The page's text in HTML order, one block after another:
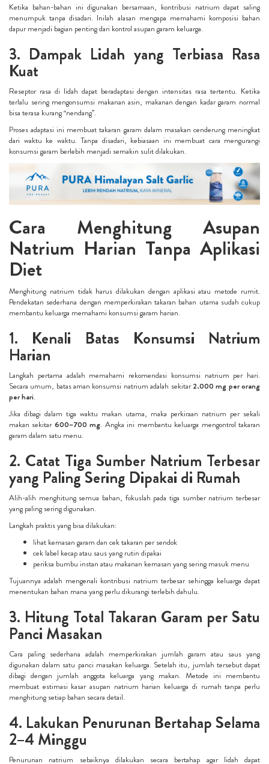
Ketika bahan-bahan ini digunakan bersamaan, kontribusi natrium dapat saling
menumpuk tanpa disadari. Inilah alasan mengapa memahami komposisi bahan
dapur menjadi bagian penting dari kontrol asupan garam keluarga.
3. Dampak Lidah yang Terbiasa Rasa
Kuat
Reseptor rasa di lidah dapat beradaptasi dengan intensitas rasa tertentu. Ketika
terlalu sering mengonsumsi makanan asin, makanan dengan kadar garam normal
bisa terasa kurang “nendang”.
Proses adaptasi ini membuat takaran garam dalam masakan cenderung meningkat
dari waktu ke waktu. Tanpa disadari, kebiasaan ini membuat cara mengurangi
konsumsi garam berlebih menjadi semakin sulit dilakukan.
Cara Menghitung Asupan
Natrium Harian Tanpa Aplikasi
Diet
Menghitung natrium tidak harus dilakukan dengan aplikasi atau metode rumit.
Pendekatan sederhana dengan memperkirakan takaran bahan utama sudah cukup
membantu keluarga memahami konsumsi garam harian.
1. Kenali Batas Konsumsi Natrium
Harian
Langkah pertama adalah memahami rekomendasi konsumsi natrium per hari.
Secara umum, batas aman konsumsi natrium adalah sekitar2.000 mg per orang
per hari.
Jika dibagi dalam tiga waktu makan utama, maka perkiraan natrium per sekali
makan sekitar 600–700 mg. Angka ini membantu keluarga mengontrol takaran
garam dalam satu menu.
2. Catat Tiga Sumber Natrium Terbesar
yang Paling Sering Dipakai di Rumah
Alih-alih menghitung semua bahan, fokuslah pada tiga sumber natrium terbesar
yang paling sering digunakan.
Langkah praktis yang bisa dilakukan:
lihat kemasan garam dan cek takaran per sendok
cek label kecap atau saus yang rutin dipakai
periksa bumbu instan atau makanan kemasan yang sering masuk menu
Tujuannya adalah mengenali kontribusi natrium terbesar sehingga keluarga dapat
menentukan bahan mana yang perlu dikurangi terlebih dahulu.
3. Hitung Total Takaran Garam per Satu
Panci Masakan
Cara paling sederhana adalah memperkirakan jumlah garam atau saus yang
digunakan dalam satu panci masakan keluarga. Setelah itu, jumlah tersebut dapat
dibagi dengan jumlah anggota keluarga yang makan. Metode ini membantu
membuat estimasi kasar asupan natrium harian keluarga di rumah tanpa perlu
menghitung setiap bahan secara detail.
4. Lakukan Penurunan Bertahap Selama
2–4 Minggu
Penurunan natrium sebaiknya dilakukan secara bertahap agar lidah dapat